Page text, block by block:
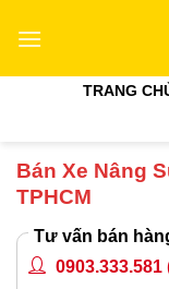
qua
TRANG
Bán Xe Nâng
TPHCM
Tư vấn bán
0903.333.581